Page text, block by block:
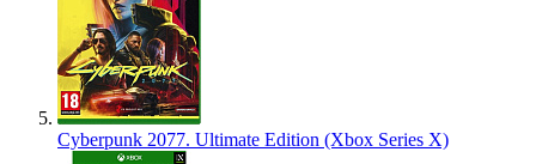
Cyberpunk 2077. Ultimate Edition (Xbox Series X)